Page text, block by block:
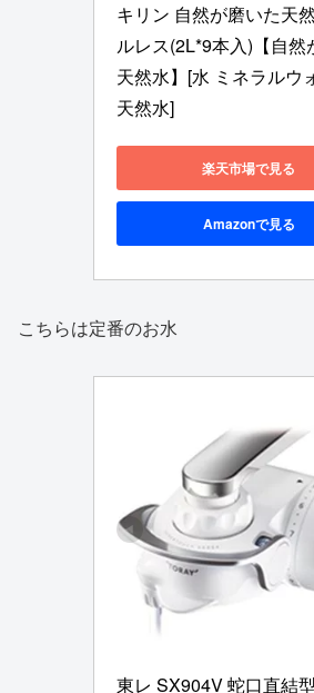
キリン 自然が磨いた天
ルレス(2L*9本入)【自然
天然水】[水 ミネラルウ
天然水]
楽天市場で見る
Amazonで見る
こちらは定番のお水
東レ SX904V 蛇口直結